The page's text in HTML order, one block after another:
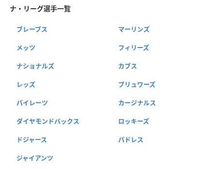
ナ・リーグ選手一覧
ブレーブス マーリンズ
メッツ フィリーズ
ナショナルズ カブス
レッズ ブリュワーズ
パイレーツ カージナルス
ダイヤモンドバックス ロッキーズ
ドジャース パドレス
ジャイアンツ